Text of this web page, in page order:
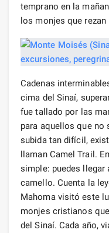
temprano en la
los monjes que rezan
Cadenas
cima del Sinaí,
fue tallado por las
para aquellos que no
subida tan difícil,
llaman Camel Trail.
simple: puedes llegar
camello. Cuenta la
Mahoma visitó este
monjes cristianos
del Sinaí. Cada año,